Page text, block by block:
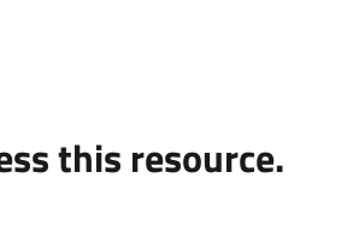
this resource.